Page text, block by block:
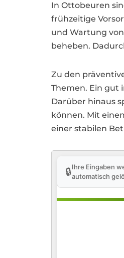
In Ottobeuren
frühzeitige
und Wartung
beheben.
Zu den
Themen. Ein gut
Darüber hinaus
können. Mit
einer stabilen
🔒Ihre Eingaben
automatisch